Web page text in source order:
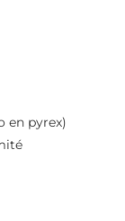
en pyrex)